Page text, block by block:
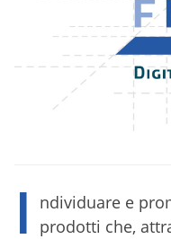
I
ndividuare e
prodotti che,